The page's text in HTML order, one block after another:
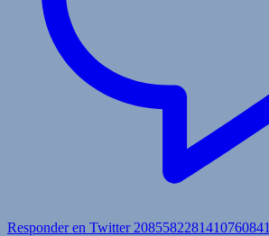
Responder en Twitter 2085582281410760841